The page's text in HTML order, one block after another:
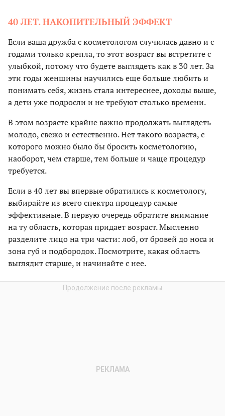
40 ЛЕТ. НАКОПИТЕЛЬНЫЙ ЭФФЕКТ
Если ваша дружба с косметологом случилась давно и с
годами только крепла, то этот возраст вы встретите с
улыбкой, потому что будете выглядеть как в 30 лет. За
эти годы женщины научились еще больше любить и
понимать себя, жизнь стала интереснее, доходы выше,
а дети уже подросли и не требуют столько времени.
В этом возрасте крайне важно продолжать выглядеть
молодо, свежо и естественно. Нет такого возраста, с
которого можно было бы бросить косметологию,
наоборот, чем старше, тем больше и чаще процедур
требуется.
Если в 40 лет вы впервые обратились к косметологу,
выбирайте из всего спектра процедур самые
эффективные. В первую очередь обратите внимание
на ту область, которая придает возраст. Мысленно
разделите лицо на три части: лоб, от бровей до носа и
зона губ и подбородок. Посмотрите, какая область
выглядит старше, и начинайте с нее.